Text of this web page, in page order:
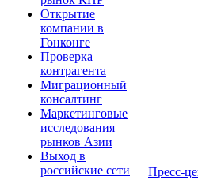
Открытие
компании в
Гонконге
Проверка
контрагента
Миграционный
консалтинг
Маркетинговые
исследования
рынков Азии
Выход в
российские сети
Пресс-